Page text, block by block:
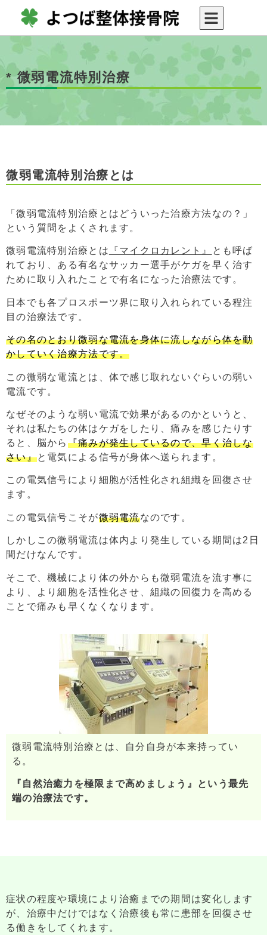
* 微弱電流特別治療
微弱電流特別治療とは
「微弱電流特別治療とはどういった治療方法なの？」
という質問をよくされます。
微弱電流特別治療とは 『マイクロカレント』
とも呼ば
れており、ある有名なサッカー選手がケガを早く治す
ために取り入れたことで有名になった治療法です。
日本でも各プロスポーツ界に取り入れられている程注
目の治療法です。
その名のとおり微弱な電流を身体に流しながら体を動
かしていく治療方法です。
この微弱な電流とは、体で感じ取れないぐらいの弱い
電流です。
なぜそのような弱い電流で効果があるのかというと、
それは私たちの体はケガをしたり、痛みを感じたりす
ると、脳から 『痛みが発生しているので、早く治しな
さい』と電気による信号が身体へ送られます。
この電気信号により細胞が活性化され組織を回復させ
ます。
この電気信号こそが微弱電流なのです。
しかしこの微弱電流は体内より発生している期間は2日
間だけなんです。
そこで、機械により体の外からも微弱電流を流す事に
より、より細胞を活性化させ、組織の回復力を高める
ことで痛みも早くなくなります。
微弱電流特別治療とは、自分自身が本来持ってい
る。
『自然治癒力を極限まで高めましょう』という最先
端の治療法です。
症状の程度や環境により治癒までの期間は変化します
が、治療中だけではなく治療後も常に患部を回復させ
る働きをしてくれます。